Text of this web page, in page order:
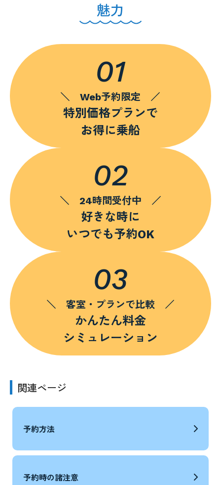
魅力
01
＼ Web予約限定 ／
特別価格プランで
お得に乗船
02
＼ 24時間受付中 ／
好きな時に
いつでも予約OK
03
＼ 客室・プランで比較 ／
かんたん料金
シミュレーション
関連ページ
予約方法
予約時の諸注意